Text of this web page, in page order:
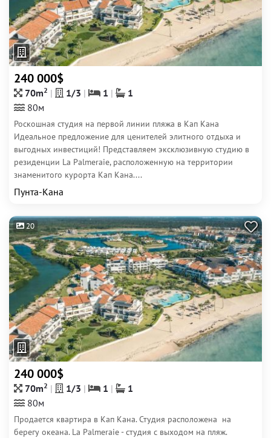
240 000$
70m2 1/3 1
1
80м
Роскошная студия на первой линии пляжа в Кап Кана
Идеальное предложение для ценителей элитного отдыха и
выгодных инвестиций! Представляем эксклюзивную студию в
резиденции La Palmeraie, расположенную на территории
знаменитого курорта Кап Кана....
Пунта-Кана
20
240 000$
70m2 1/3 1
1
80м
Продается квартира в Кап Кана. Студия расположена на
берегу океана. La Palmeraie - студия с выходом на пляж.